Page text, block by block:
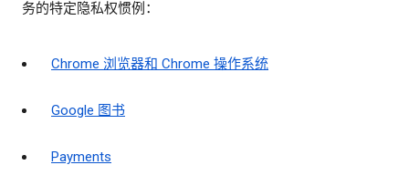
务的特定隐私权惯例：
Chrome 浏览器和 Chrome 操作系统
Google 图书
Payments